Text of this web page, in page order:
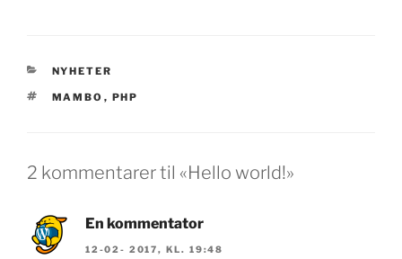
KATEGORIER
NYHETER
STIKKORD
MAMBO , PHP
2 kommentarer til «Hello world!»
En kommentator
12-02- 2017, KL. 19:48